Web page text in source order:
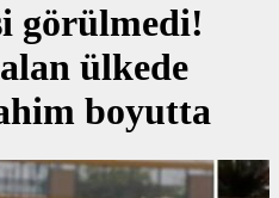
görülmedi!
ülkede
boyutta